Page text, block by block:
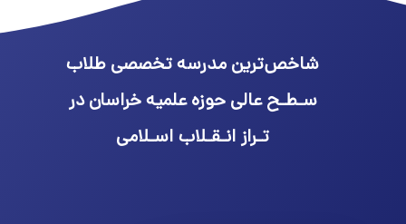
شاخص‌ترین مدرسه تخصصی طلاب
سـطـح عالی حوزه علمیه خراسان در
تـراز انـقـلاب اسـلامی